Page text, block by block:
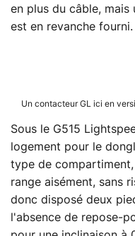
en plus du câble, mais
est en revanche fourni.
Un contacteur GL ici en
Sous le G515
logement pour le
type de
range aisément, sans
donc disposé deux
l'absence de repose-